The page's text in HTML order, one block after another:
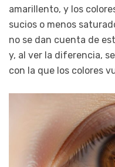
amarillento, y los
sucios o menos
no se dan cuenta de
y, al ver la diferencia,
con la que los colores